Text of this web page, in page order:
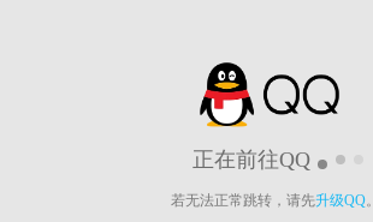
正在前往QQ
若无法正常跳转，请先升级QQ。